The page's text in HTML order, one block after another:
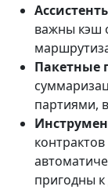
важны кэш
Пакетные
партиями,
пригодны